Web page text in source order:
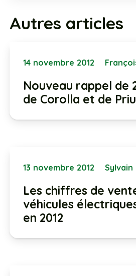
Autres articles
14 novembre 2012
Nouveau rappel de
de Corolla et de
13 novembre 2012 Sylvain
Les chiffres de
véhicules
en 2012